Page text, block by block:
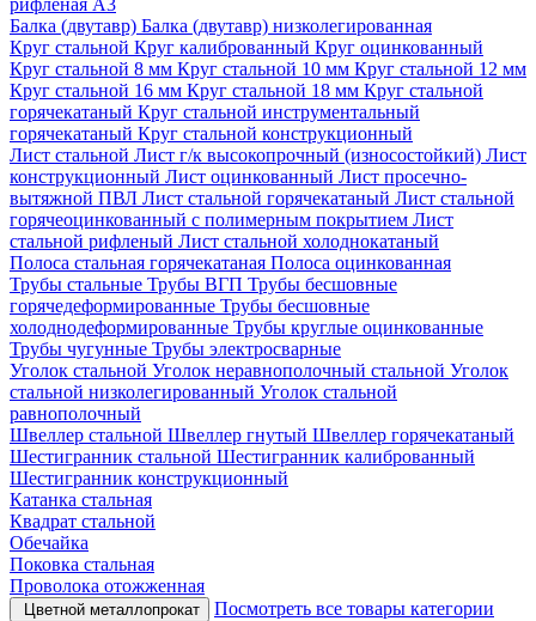
рифленая А3
Балка (двутавр) Балка (двутавр) низколегированная
Круг стальной Круг калиброванный Круг оцинкованный
Круг стальной 8 мм Круг стальной 10 мм Круг стальной 12 мм
Круг стальной 16 мм Круг стальной 18 мм Круг стальной
горячекатаный Круг стальной инструментальный
горячекатаный Круг стальной конструкционный
Лист стальной Лист г/к высокопрочный (износостойкий) Лист
конструкционный Лист оцинкованный Лист просечно-
вытяжной ПВЛ Лист стальной горячекатаный Лист стальной
горячеоцинкованный с полимерным покрытием Лист
стальной рифленый Лист стальной холоднокатаный
Полоса стальная горячекатаная Полоса оцинкованная
Трубы стальные Трубы ВГП Трубы бесшовные
горячедеформированные Трубы бесшовные
холоднодеформированные Трубы круглые оцинкованные
Трубы чугунные Трубы электросварные
Уголок стальной Уголок неравнополочный стальной Уголок
стальной низколегированный Уголок стальной
равнополочный
Швеллер стальной Швеллер гнутый Швеллер горячекатаный
Шестигранник стальной Шестигранник калиброванный
Шестигранник конструкционный
Катанка стальная
Квадрат стальной
Обечайка
Поковка стальная
Проволока отожженная
Цветной металлопрокат
Посмотреть все товары категории